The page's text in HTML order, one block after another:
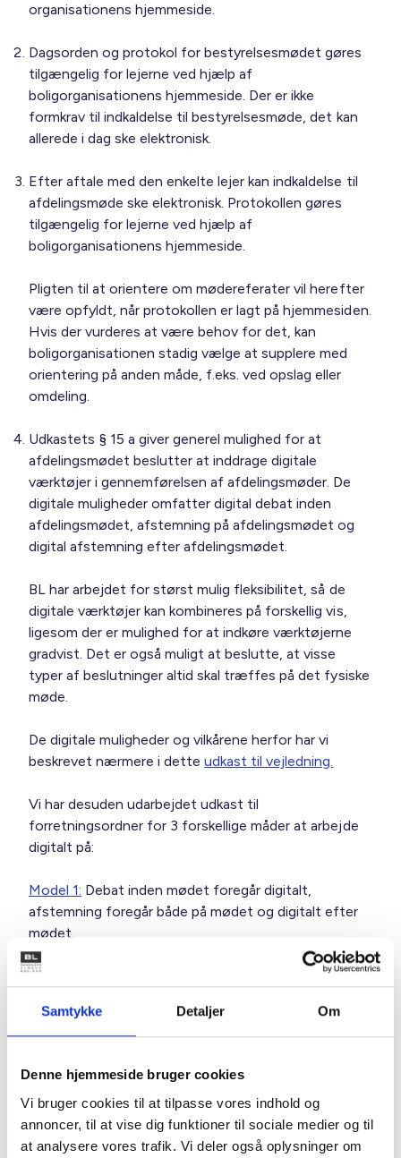
Samtykke Detaljer Om
Denne hjemmeside bruger cookies
Vi bruger cookies til at tilpasse vores indhold og
annoncer, til at vise dig funktioner til sociale medier og til
at analysere vores trafik. Vi deler også oplysninger om
organisationens hjemmeside.
Dagsorden og protokol for bestyrelsesmødet gøres
tilgængelig for lejerne ved hjælp af
boligorganisationens hjemmeside. Der er ikke
formkrav til indkaldelse til bestyrelsesmøde, det kan
allerede i dag ske elektronisk.
Efter aftale med den enkelte lejer kan indkaldelse til
afdelingsmøde ske elektronisk. Protokollen gøres
tilgængelig for lejerne ved hjælp af
boligorganisationens hjemmeside.
Pligten til at orientere om mødereferater vil herefter
være opfyldt, når protokollen er lagt på hjemmesiden.
Hvis der vurderes at være behov for det, kan
boligorganisationen stadig vælge at supplere med
orientering på anden måde, f.eks. ved opslag eller
omdeling.
Udkastets § 15 a giver generel mulighed for at
afdelingsmødet beslutter at inddrage digitale
værktøjer i gennemførelsen af afdelingsmøder. De
digitale muligheder omfatter digital debat inden
afdelingsmødet, afstemning på afdelingsmødet og
digital afstemning efter afdelingsmødet.
BL har arbejdet for størst mulig fleksibilitet, så de
digitale værktøjer kan kombineres på forskellig vis,
ligesom der er mulighed for at indkøre værktøjerne
gradvist. Det er også muligt at beslutte, at visse
typer af beslutninger altid skal træffes på det fysiske
møde.
De digitale muligheder og vilkårene herfor har vi
beskrevet nærmere i detteudkast til vejledning.
Vi har desuden udarbejdet udkast til
forretningsordner for 3 forskellige måder at arbejde
digitalt på:
Model 1: Debat inden mødet foregår digitalt,
afstemning foregår både på mødet og digitalt efter
mødet.
Model 2:
Debatten foregår digitalt inden mødet og
Model 3:Debatten foregår digitalt inden mødet,
Det er på nuværende tidspunkt ikke muligt at oplyse,
hvornår reglerne træder i kraft. Vi informerer nærmere, når
det sker. BL vil desuden afholde temadage om de nye